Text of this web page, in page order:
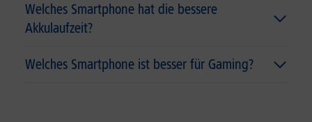
Welches Smartphone hat die bessere
Akkulaufzeit?
Welches Smartphone ist besser für Gaming?